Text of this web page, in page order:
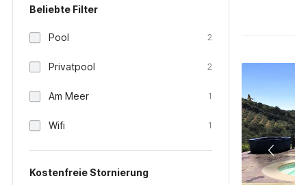
Beliebte Filter
Pool 2
Privatpool 2
Am Meer 1
Wifi 1
Kostenfreie Stornierung